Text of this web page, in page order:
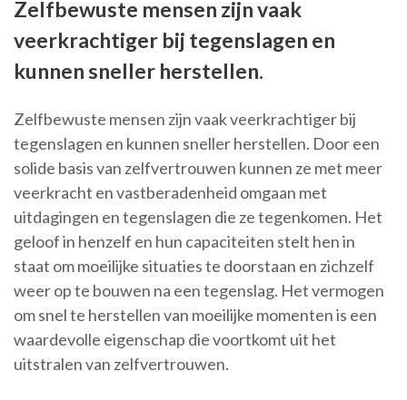
Zelfbewuste mensen zijn vaak
veerkrachtiger bij tegenslagen en
kunnen sneller herstellen.
Zelfbewuste mensen zijn vaak veerkrachtiger bij
tegenslagen en kunnen sneller herstellen. Door een
solide basis van zelfvertrouwen kunnen ze met meer
veerkracht en vastberadenheid omgaan met
uitdagingen en tegenslagen die ze tegenkomen. Het
geloof in henzelf en hun capaciteiten stelt hen in
staat om moeilijke situaties te doorstaan en zichzelf
weer op te bouwen na een tegenslag. Het vermogen
om snel te herstellen van moeilijke momenten is een
waardevolle eigenschap die voortkomt uit het
uitstralen van zelfvertrouwen.